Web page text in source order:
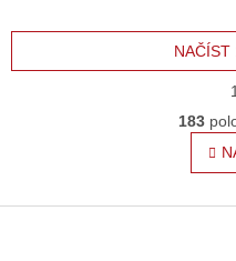
NAČÍST
1
183